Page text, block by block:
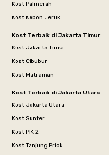
Kost Palmerah
Kost Kebon Jeruk
Kost Terbaik di Jakarta Timur
Kost Jakarta Timur
Kost Cibubur
Kost Matraman
Kost Terbaik di Jakarta Utara
Kost Jakarta Utara
Kost Sunter
Kost PIK 2
Kost Tanjung Priok